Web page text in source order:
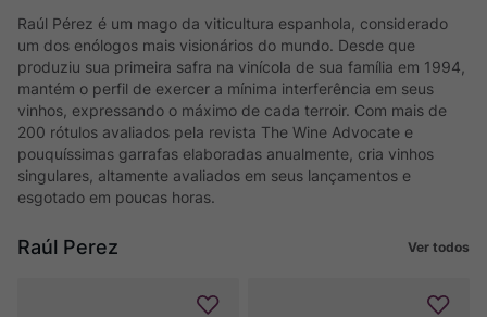
Raúl Pérez é um mago da viticultura espanhola, considerado
um dos enólogos mais visionários do mundo. Desde que
produziu sua primeira safra na vinícola de sua família em 1994,
mantém o perfil de exercer a mínima interferência em seus
vinhos, expressando o máximo de cada terroir. Com mais de
200 rótulos avaliados pela revista The Wine Advocate e
pouquíssimas garrafas elaboradas anualmente, cria vinhos
singulares, altamente avaliados em seus lançamentos e
esgotado em poucas horas.
Raúl Perez Ver todos